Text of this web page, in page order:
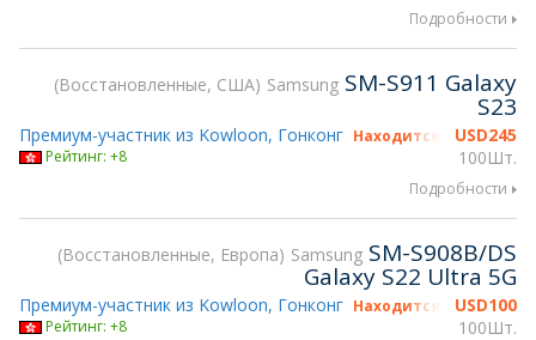
Подробности
Восстановленные, США Samsung SM-S911 Galaxy
S23
USD245
100Шт.
Премиум-участник из Kowloon, Гонконг Находится на gsmX
Рейтинг: +8
Подробности
Восстановленные, Европа Samsung SM-S908B/DS
Galaxy S22 Ultra 5G
USD100
100Шт.
Премиум-участник из Kowloon, Гонконг Находится на gsmX
Рейтинг: +8